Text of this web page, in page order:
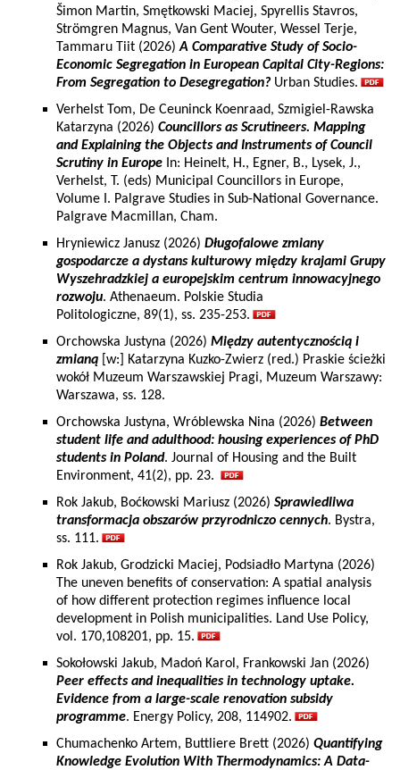
Šimon Martin, Smętkowski Maciej, Spyrellis Stavros,
Strömgren Magnus, Van Gent Wouter, Wessel Terje,
Tammaru Tiit (2026)A Comparative Study of Socio-
Economic Segregation in European Capital City-Regions:
From Segregation to Desegregation? Urban Studies.
Verhelst Tom, De Ceuninck Koenraad, Szmigiel-Rawska
Katarzyna (2026) Councillors as Scrutineers. Mapping
and Explaining the Objects and Instruments of Council
Scrutiny in Europe In: Heinelt, H., Egner, B., Lysek, J.,
Verhelst, T. (eds) Municipal Councillors in Europe,
Volume I. Palgrave Studies in Sub-National Governance.
Palgrave Macmillan, Cham.
Hryniewicz Janusz (2026) Długofalowe zmiany
gospodarcze a dystans kulturowy między krajami Grupy
Wyszehradzkiej a europejskim centrum innowacyjnego
rozwoju. Athenaeum. Polskie Studia
Politologiczne, 89(1), ss. 235-253.
Orchowska Justyna (2026) Między autentycznością i
zmianą [w:] Katarzyna Kuzko-Zwierz (red.) Praskie ścieżki
wokół Muzeum Warszawskiej Pragi, Muzeum Warszawy:
Warszawa, ss. 128.
Orchowska Justyna, Wróblewska Nina (2026) Between
student life and adulthood: housing experiences of PhD
students in Poland. Journal of Housing and the Built
Environment, 41(2), pp. 23.
Rok Jakub, Boćkowski Mariusz (2026) Sprawiedliwa
transformacja obszarów przyrodniczo cennych. Bystra,
ss. 111.
Rok Jakub, Grodzicki Maciej, Podsiadło Martyna (2026)
The uneven benefits of conservation: A spatial analysis
of how different protection regimes influence local
development in Polish municipalities. Land Use Policy,
vol. 170,108201, pp. 15.
Sokołowski Jakub, Madoń Karol, Frankowski Jan (2026)
Peer effects and inequalities in technology uptake.
Evidence from a large-scale renovation subsidy
programme. Energy Policy, 208, 114902.
Chumachenko Artem, Buttliere Brett (2026) Quantifying
Knowledge Evolution With Thermodynamics: A Data-